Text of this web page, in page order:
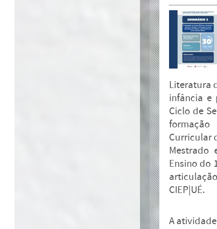
Literatura
infância e
Ciclo de
Curricular
Mestrado
Ensino do
CIEP|UÉ.
A